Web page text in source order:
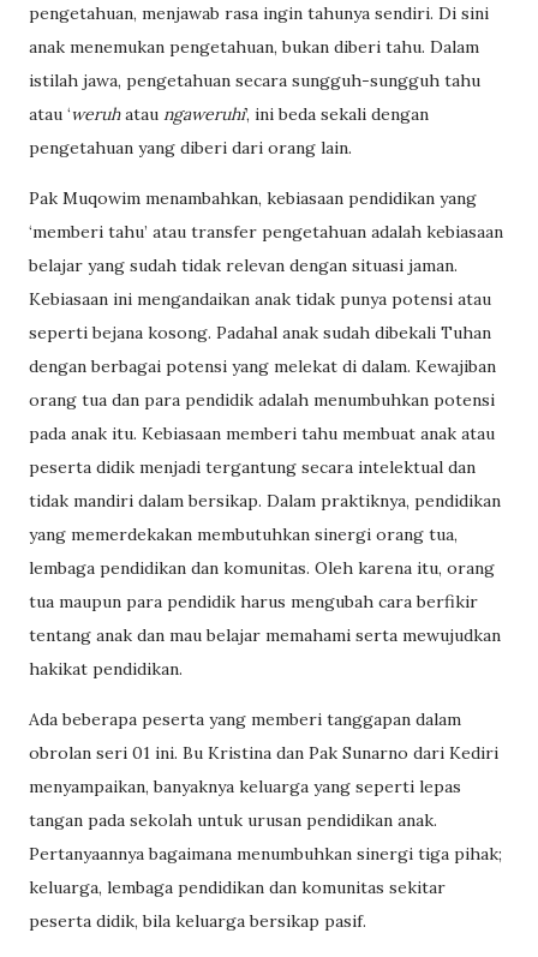
pengetahuan, menjawab rasa ingin tahunya sendiri. Di sini
anak menemukan pengetahuan, bukan diberi tahu. Dalam
istilah jawa, pengetahuan secara sungguh-sungguh tahu
atau ‘weruhatau ngaweruhi’, ini beda sekali dengan
pengetahuan yang diberi dari orang lain.
Pak Muqowim menambahkan, kebiasaan pendidikan yang
‘memberi tahu’ atau transfer pengetahuan adalah kebiasaan
belajar yang sudah tidak relevan dengan situasi jaman.
Kebiasaan ini mengandaikan anak tidak punya potensi atau
seperti bejana kosong. Padahal anak sudah dibekali Tuhan
dengan berbagai potensi yang melekat di dalam. Kewajiban
orang tua dan para pendidik adalah menumbuhkan potensi
pada anak itu. Kebiasaan memberi tahu membuat anak atau
peserta didik menjadi tergantung secara intelektual dan
tidak mandiri dalam bersikap. Dalam praktiknya, pendidikan
yang memerdekakan membutuhkan sinergi orang tua,
lembaga pendidikan dan komunitas. Oleh karena itu, orang
tua maupun para pendidik harus mengubah cara berfikir
tentang anak dan mau belajar memahami serta mewujudkan
hakikat pendidikan.
Ada beberapa peserta yang memberi tanggapan dalam
obrolan seri 01 ini. Bu Kristina dan Pak Sunarno dari Kediri
menyampaikan, banyaknya keluarga yang seperti lepas
tangan pada sekolah untuk urusan pendidikan anak.
Pertanyaannya bagaimana menumbuhkan sinergi tiga pihak;
keluarga, lembaga pendidikan dan komunitas sekitar
peserta didik, bila keluarga bersikap pasif.